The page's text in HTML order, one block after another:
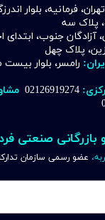
تهران، فرمانیه، بلوار
پلاک سه
آزادگان جنوب،
پلاک چهل
رامسر، بلوار
02126919274
صنعتی
عضو رسمی سازمان